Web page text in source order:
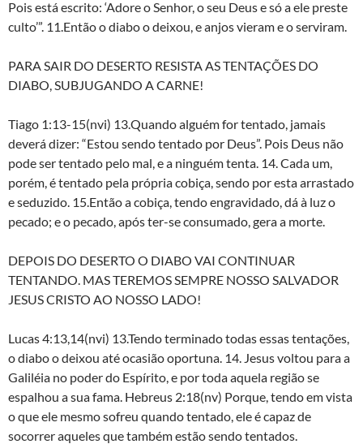
Pois está escrito: ‘Adore o Senhor, o seu Deus e só a ele preste
culto’”. 11.Então o diabo o deixou, e anjos vieram e o serviram.
PARA SAIR DO DESERTO RESISTA AS TENTAÇÕES DO
DIABO, SUBJUGANDO A CARNE!
Tiago 1:13-15(nvi) 13.Quando alguém for tentado, jamais
deverá dizer: “Estou sendo tentado por Deus”. Pois Deus não
pode ser tentado pelo mal, e a ninguém tenta. 14. Cada um,
porém, é tentado pela própria cobiça, sendo por esta arrastado
e seduzido. 15.Então a cobiça, tendo engravidado, dá à luz o
pecado; e o pecado, após ter-se consumado, gera a morte.
DEPOIS DO DESERTO O DIABO VAI CONTINUAR
TENTANDO. MAS TEREMOS SEMPRE NOSSO SALVADOR
JESUS CRISTO AO NOSSO LADO!
Lucas 4:13,14(nvi) 13.Tendo terminado todas essas tentações,
o diabo o deixou até ocasião oportuna. 14. Jesus voltou para a
Galiléia no poder do Espírito, e por toda aquela região se
espalhou a sua fama. Hebreus 2:18(nv) Porque, tendo em vista
o que ele mesmo sofreu quando tentado, ele é capaz de
socorrer aqueles que também estão sendo tentados.